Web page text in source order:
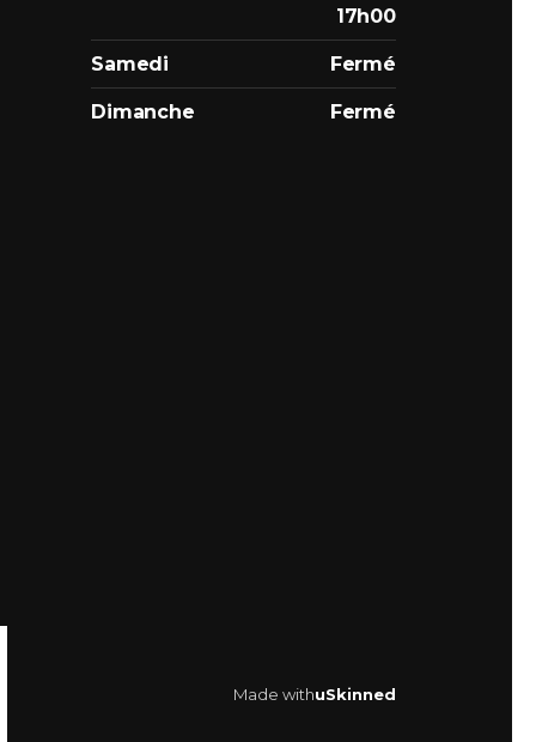
17h00
Samedi Fermé
Dimanche Fermé
Made withuSkinned